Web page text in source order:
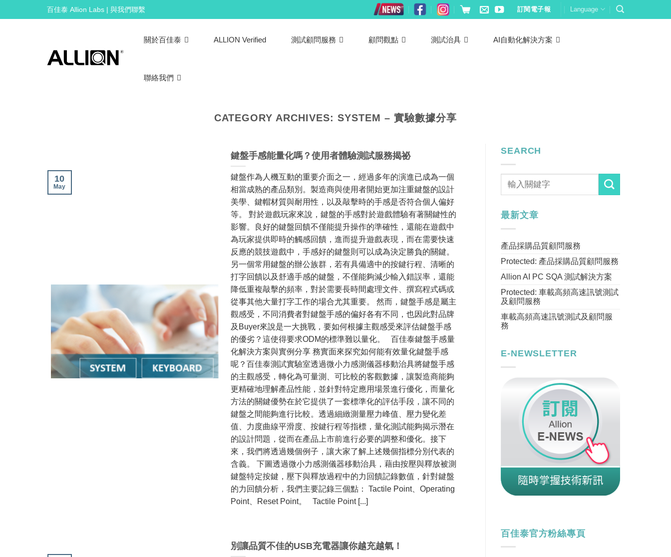
to
百佳泰 Allion Labs | 與我們聯繫 訂閱電子報 Language
關於百佳泰 ALLION Verified 測試顧問服務 顧問觀點 測試治具 AI自動化解決方案
聯絡我們
CATEGORY ARCHIVES:SYSTEM – 實驗數據分享
鍵盤手感能量化嗎？使用者體驗測試服務揭祕
鍵盤作為人機互動的重要介面之一，經過多年的演進已成為一個
相當成熟的產品類別。製造商與使用者開始更加注重鍵盤的設計
美學、鍵帽材質與耐用性，以及敲擊時的手感是否符合個人偏好
等。 對於遊戲玩家來說，鍵盤的手感對於遊戲體驗有著關鍵性的
影響。良好的鍵盤回饋不僅能提升操作的準確性，還能在遊戲中
為玩家提供即時的觸感回饋，進而提升遊戲表現，而在需要快速
反應的競技遊戲中，手感好的鍵盤則可以成為決定勝負的關鍵。
另一個常用鍵盤的辦公族群，若有具備適中的按鍵行程、清晰的
打字回饋以及舒適手感的鍵盤，不僅能夠減少輸入錯誤率，還能
降低重複敲擊的頻率，對於需要長時間處理文件、撰寫程式碼或
從事其他大量打字工作的場合尤其重要。 然而，鍵盤手感是屬主
觀感受，不同消費者對鍵盤手感的偏好各有不同，也因此對品牌
及Buyer來說是一大挑戰，要如何根據主觀感受來評估鍵盤手感
的優劣？這使得要求ODM的標準難以量化。 百佳泰鍵盤手感量
化解決方案與實例分享 務實面來探究如何能有效量化鍵盤手感
呢？百佳泰測試實驗室透過微小力感測儀器移動治具將鍵盤手感
的主觀感受，轉化為可量測、可比較的客觀數據，讓製造商能夠
更精確地理解產品性能，並針對特定應用場景進行優化，而量化
方法的關鍵優勢在於它提供了一套標準化的評估手段，讓不同的
鍵盤之間能夠進行比較。透過細緻測量壓力峰值、壓力變化差
值、力度曲線平滑度、按鍵行程等指標，量化測試能夠揭示潛在
的設計問題，從而在產品上市前進行必要的調整和優化。接下
來，我們將透過幾個例子，讓大家了解上述幾個指標分別代表的
含義。 下圖透過微小力感測儀器移動治具，藉由按壓與釋放被測
鍵盤特定按鍵，壓下與釋放過程中的力回饋記錄數值，針對鍵盤
的力回饋分析，我們主要記錄三個點： Tactile Point、Operating
Point、Reset Point。 Tactile Point [...]
10
May
別讓品質不佳的USB充電器讓你越充越氣！
SEARCH
最新文章
產品採購品質顧問服務
Protected: 產品採購品質顧問服務
Allion AI PC SQA 測試解決方案
Protected: 車載高頻高速訊號測試
及顧問服務
車載高頻高速訊號測試及顧問服
務
E-NEWSLETTER
百佳泰官方粉絲專頁